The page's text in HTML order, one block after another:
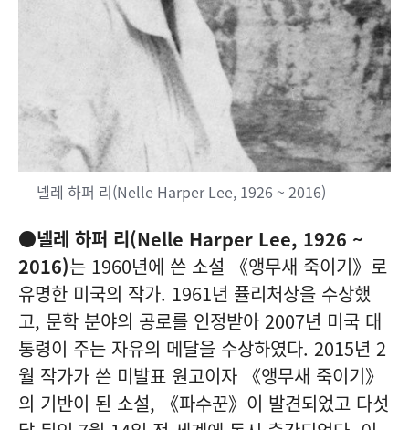
넬레 하퍼 리(Nelle Harper Lee, 1926 ~ 2016)
●넬레 하퍼 리(Nelle Harper Lee, 1926 ~
2016)는 1960년에 쓴 소설 《앵무새 죽이기》로
유명한 미국의 작가. 1961년 퓰리처상을 수상했
고, 문학 분야의 공로를 인정받아 2007년 미국 대
통령이 주는 자유의 메달을 수상하였다. 2015년 2
월 작가가 쓴 미발표 원고이자 《앵무새 죽이기》
의 기반이 된 소설, 《파수꾼》이 발견되었고 다섯